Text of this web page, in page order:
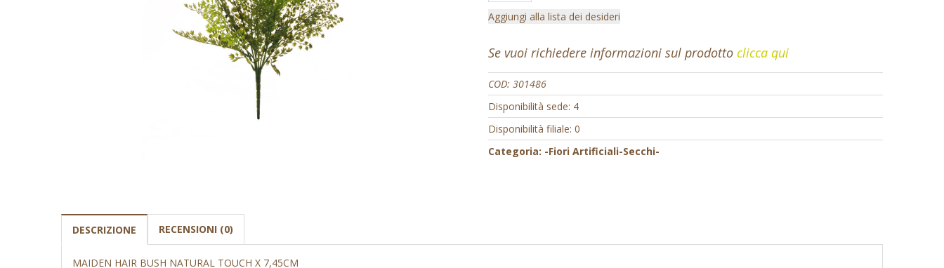
Aggiungi alla lista dei desideri
Se vuoi richiedere informazioni sul prodottoclicca qui
COD:301486
Disponibilità sede: 4
Disponibilità filiale: 0
Categoria: -Fiori Artificiali-Secchi-
DESCRIZIONE RECENSIONI (0)
MAIDEN HAIR BUSH NATURAL TOUCH X 7,45CM